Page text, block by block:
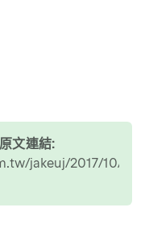
原文連結:
jakeuj/2017/10/